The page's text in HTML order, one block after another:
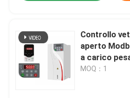
Controllo
aperto
a carico
MOQ：1